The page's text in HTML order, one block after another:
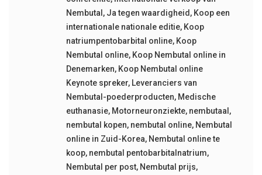
Nembutal , Ja tegen waardigheid , Koop een
internationale nationale editie, Koop
natriumpentobarbital online, Koop
Nembutal online, Koop Nembutal online in
Denemarken, Koop Nembutal online
Keynote spreker, Leveranciers van
Nembutal-poederproducten, Medische
euthanasie, Motorneuronziekte, nembutaal ,
nembutal kopen, nembutal online, Nembutal
online in Zuid-Korea, Nembutal online te
koop, nembutal pentobarbitalnatrium,
Nembutal per post, Nembutal prijs,